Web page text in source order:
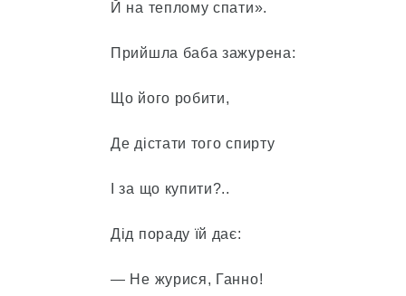
Й на теплому спати».
Прийшла баба зажурена:
Що його робити,
Де дістати того спирту
І за що купити?..
Дід пораду їй дає:
— Не журися, Ганно!